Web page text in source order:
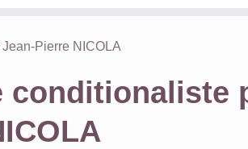
Pierre NICOLA
conditionaliste